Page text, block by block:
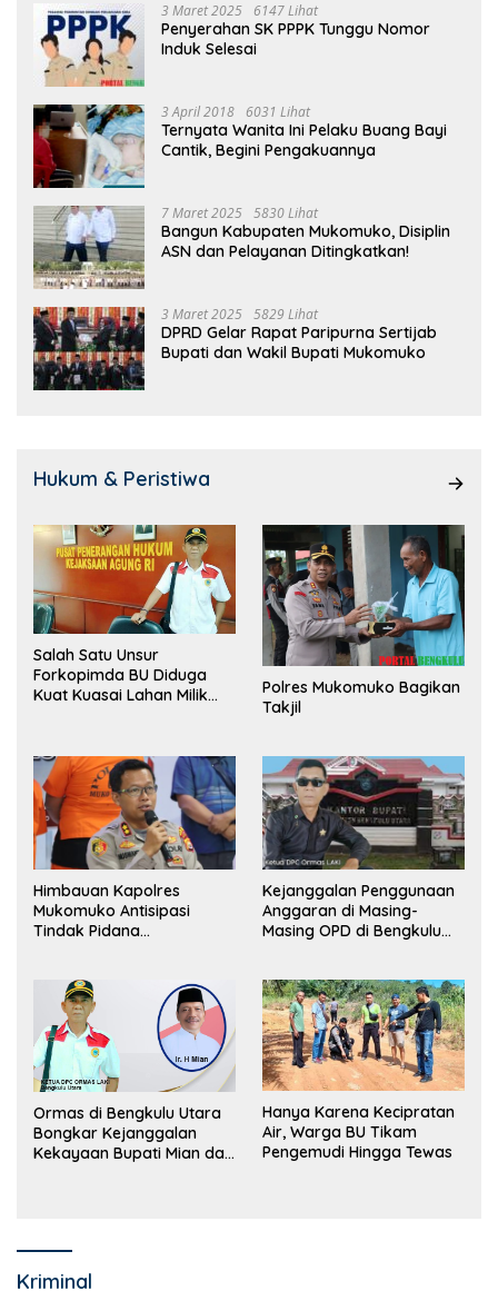
3 Maret 2025 6147 Lihat
Penyerahan SK PPPK Tunggu Nomor
Induk Selesai
3 April 2018 6031 Lihat
Ternyata Wanita Ini Pelaku Buang Bayi
Cantik, Begini Pengakuannya
7 Maret 2025 5830 Lihat
Bangun Kabupaten Mukomuko, Disiplin
ASN dan Pelayanan Ditingkatkan!
3 Maret 2025 5829 Lihat
DPRD Gelar Rapat Paripurna Sertijab
Bupati dan Wakil Bupati Mukomuko
Hukum & Peristiwa
Salah Satu Unsur
Forkopimda BU Diduga
Kuat Kuasai Lahan Milik
Polres Mukomuko Bagikan
Takjil
Himbauan Kapolres
Mukomuko Antisipasi
Tindak Pidana
Kejanggalan Penggunaan
Anggaran di Masing-
Masing OPD di Bengkulu
Ormas di Bengkulu Utara
Bongkar Kejanggalan
Kekayaan Bupati Mian dan
Hanya Karena Kecipratan
Air, Warga BU Tikam
Pengemudi Hingga Tewas
Kriminal